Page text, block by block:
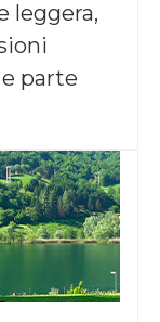
leggera,
parte